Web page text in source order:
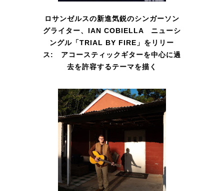
ロサンゼルスの新進気鋭のシンガーソン
グライター、IAN COBIELLA ニューシ
ングル「TRIAL BY FIRE」をリリー
ス: アコースティックギターを中心に過
去を許容するテーマを描く